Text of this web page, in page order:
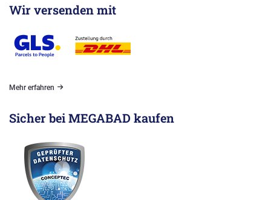
Wir versenden mit
Mehr erfahren
Sicher bei MEGABAD kaufen